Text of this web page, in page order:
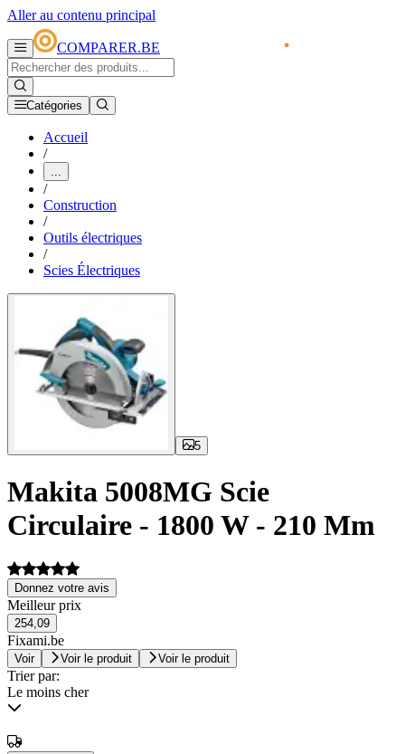
Aller au contenu principal
COMPARER.BE
Catégories
Accueil
/
...
/
Construction
/
Outils électriques
/
Scies Électriques
5
Makita 5008MG Scie
Circulaire - 1800 W - 210 Mm
Donnez votre avis
Meilleur prix
254,09
Fixami.be
Voir Voir le produit Voir le produit
Trier par:
Le moins cher